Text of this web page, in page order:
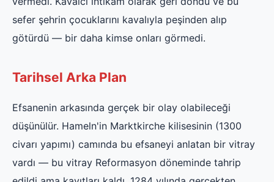
sefer şehrin çocuklarını kavalıyla peşinden alıp
götürdü — bir daha kimse onları görmedi.
Tarihsel Arka Plan
Efsanenin arkasında gerçek bir olay olabileceği
düşünülür. Hameln'in Marktkirche kilisesinin (1300
civarı yapımı) camında bu efsaneyi anlatan bir vitray
vardı — bu vitray Reformasyon döneminde tahrip